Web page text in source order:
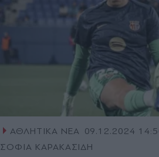
ΑΘΛΗΤΙΚΑ ΝΕΑ 09.12.2024
ΣΟΦΙΑ ΚΑΡΑΚΑΣΙΔΗ